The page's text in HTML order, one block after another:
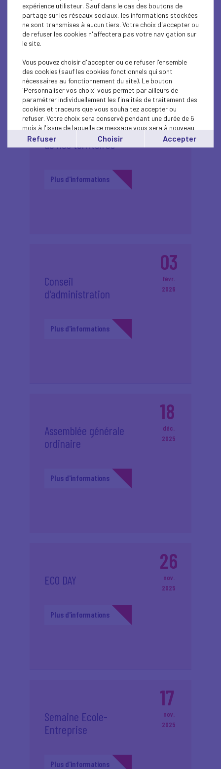
Plus d'informations
26
mars
2026
Salon des savoir-faire
industriels : un débat
pour penser l’avenir
de nos territoires
Plus d'informations
03
févr.
2026
Conseil
d'administration
Plus d'informations
18
déc.
2025
Assemblée générale
ordinaire
Plus d'informations
26
nov.
2025
ECO DAY
Plus d'informations
17
nov.
2025
Semaine Ecole-
Entreprise
Plus d'informations
expérience utilisteur. Sauf dans le cas des boutons de
partage sur les réseaux sociaux, les informations stockées
ne sont transmises à aucun tiers. Votre choix d'accepter ou
de refuser les cookies n'affectera pas votre navigation sur
le site.
Vous pouvez choisir d'accepter ou de refuser l'ensemble
des cookies (sauf les cookies fonctionnels qui sont
nécessaires au fonctionnement du site). Le bouton
'Personnaliser vos choix' vous permet par ailleurs de
paramétrer individuellement les finalités de traitement des
cookies et traceurs que vous souhaitez accepter ou
refuser. Votre choix sera conservé pendant une durée de 6
mois à l'issue de laquelle ce message vous sera à nouveau
affiché..
Vous pouvez modifier votre choix à tout moment en
Refuser Choisir Accepter